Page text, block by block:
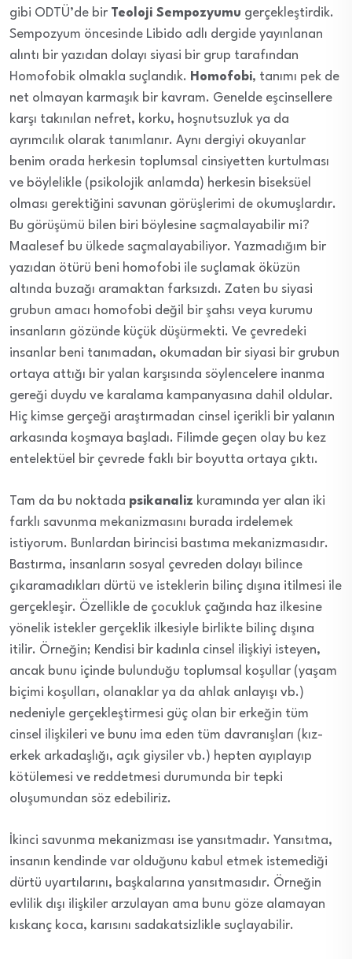
gibi ODTÜ’de bir Teoloji Sempozyumu gerçekleştirdik.
Sempozyum öncesinde Libido adlı dergide yayınlanan
alıntı bir yazıdan dolayı siyasi bir grup tarafından
Homofobik olmakla suçlandık. Homofobi, tanımı pek de
net olmayan karmaşık bir kavram. Genelde eşcinsellere
karşı takınılan nefret, korku, hoşnutsuzluk ya da
ayrımcılık olarak tanımlanır. Aynı dergiyi okuyanlar
benim orada herkesin toplumsal cinsiyetten kurtulması
ve böylelikle (psikolojik anlamda) herkesin biseksüel
olması gerektiğini savunan görüşlerimi de okumuşlardır.
Bu görüşümü bilen biri böylesine saçmalayabilir mi?
Maalesef bu ülkede saçmalayabiliyor. Yazmadığım bir
yazıdan ötürü beni homofobi ile suçlamak öküzün
altında buzağı aramaktan farksızdı. Zaten bu siyasi
grubun amacı homofobi değil bir şahsı veya kurumu
insanların gözünde küçük düşürmekti. Ve çevredeki
insanlar beni tanımadan, okumadan bir siyasi bir grubun
ortaya attığı bir yalan karşısında söylencelere inanma
gereği duydu ve karalama kampanyasına dahil oldular.
Hiç kimse gerçeği araştırmadan cinsel içerikli bir yalanın
arkasında koşmaya başladı. Filimde geçen olay bu kez
entelektüel bir çevrede faklı bir boyutta ortaya çıktı.
Tam da bu noktada psikanaliz kuramında yer alan iki
farklı savunma mekanizmasını burada irdelemek
istiyorum. Bunlardan birincisi bastıma mekanizmasıdır.
Bastırma, insanların sosyal çevreden dolayı bilince
çıkaramadıkları dürtü ve isteklerin bilinç dışına itilmesi ile
gerçekleşir. Özellikle de çocukluk çağında haz ilkesine
yönelik istekler gerçeklik ilkesiyle birlikte bilinç dışına
itilir. Örneğin; Kendisi bir kadınla cinsel ilişkiyi isteyen,
ancak bunu içinde bulunduğu toplumsal koşullar (yaşam
biçimi koşulları, olanaklar ya da ahlak anlayışı vb.)
nedeniyle gerçekleştirmesi güç olan bir erkeğin tüm
cinsel ilişkileri ve bunu ima eden tüm davranışları (kız-
erkek arkadaşlığı, açık giysiler vb.) hepten ayıplayıp
kötülemesi ve reddetmesi durumunda bir tepki
oluşumundan söz edebiliriz.
İkinci savunma mekanizması ise yansıtmadır. Yansıtma,
insanın kendinde var olduğunu kabul etmek istemediği
dürtü uyartılarını, başkalarına yansıtmasıdır. Örneğin
evlilik dışı ilişkiler arzulayan ama bunu göze alamayan
kıskanç koca, karısını sadakatsizlikle suçlayabilir.